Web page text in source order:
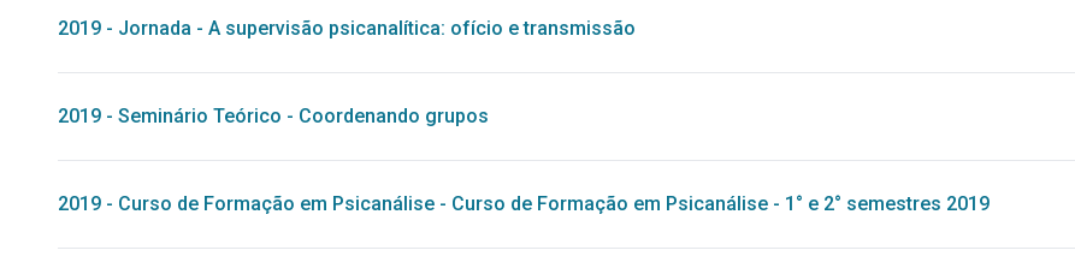
2019 - Jornada - A supervisão psicanalítica: ofício e transmissão
2019 - Seminário Teórico - Coordenando grupos
2019 - Curso de Formação em Psicanálise - Curso de Formação em Psicanálise - 1° e 2° semestres 2019